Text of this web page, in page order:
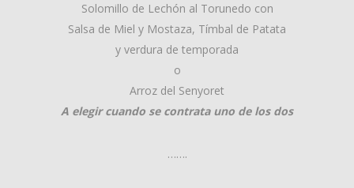
Solomillo de Lechón al Torunedo con
Salsa de Miel y Mostaza, Tímbal de Patata
y verdura de temporada
o
Arroz del Senyoret
A elegir cuando se contrata uno de los dos
…….